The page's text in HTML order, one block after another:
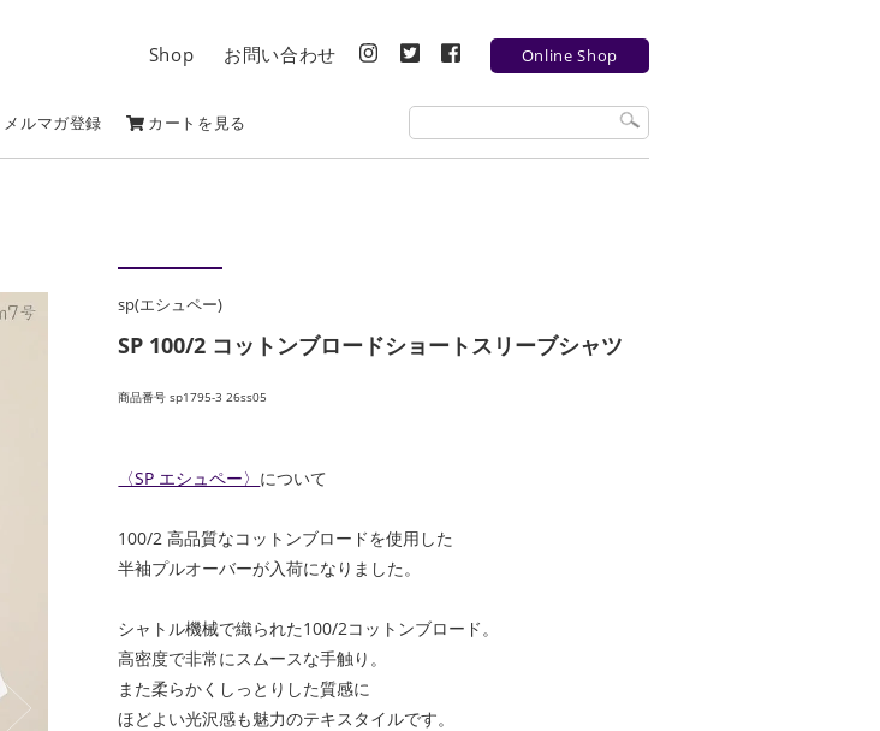
Shop お問い合わせ Online Shop
メルマガ登録 カートを見る
sp(エシュペー)
SP 100/2 コットンブロードショートスリーブシャツ
商品番号 sp1795-3 26ss05
〈SP エシュペー〉 について
100/2 高品質なコットンブロードを使用した
半袖プルオーバーが入荷になりました。
シャトル機械で織られた100/2コットンブロード。
高密度で非常にスムースな手触り。
また柔らかくしっとりした質感に
ほどよい光沢感も魅力のテキスタイルです。